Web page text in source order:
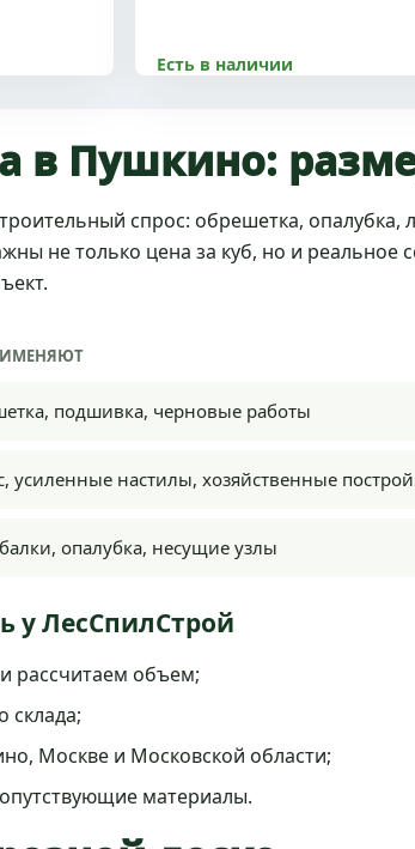
Есть в наличии
Пушкино и МО
Купить
в Пушкино:
спрос: обрешетка,
не только цена за куб, но и реальное
подшивка, черновые работы
усиленные настилы, хозяйственные
опалубка, несущие узлы
у ЛесСпилСтрой
рассчитаем объем;
склада;
Москве и Московской области;
материалы.